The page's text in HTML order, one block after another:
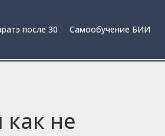
после 30 Самообучение БИИ
как не